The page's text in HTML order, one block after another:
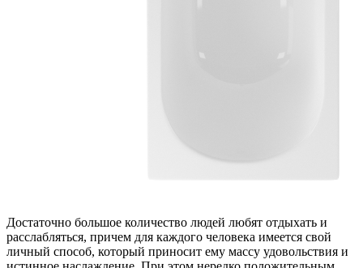
Достаточно большое количество людей любят отдыхать и
расслабляться, причем для каждого человека имеется свой
личный способ, который приносит ему массу удовольствия и